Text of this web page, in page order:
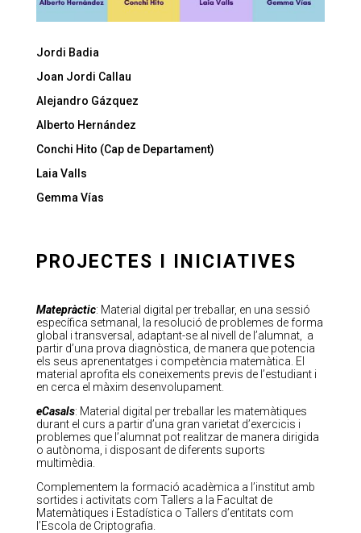
Jordi Badia
Joan Jordi Callau
Alejandro Gázquez
Alberto Hernández
Conchi Hito (Cap de Departament)
Laia Valls
Gemma Vías
PROJECTES I INICIATIVES
Matepràctic: Material digital per treballar, en una sessió
específica setmanal, la resolució de problemes de forma
global i transversal, adaptant-se al nivell de l’alumnat, a
partir d’una prova diagnòstica, de manera que potencia
els seus aprenentatges i competència matemàtica. El
material aprofita els coneixements previs de l’estudiant i
en cerca el màxim desenvolupament.
eCasals: Material digital per treballar les matemàtiques
durant el curs a partir d’una gran varietat d’exercicis i
problemes que l’alumnat pot realitzar de manera dirigida
o autònoma, i disposant de diferents suports
multimèdia.
Complementem la formació acadèmica a l’institut amb
sortides i activitats com Tallers a la Facultat de
Matemàtiques i Estadística o Tallers d’entitats com
l’Escola de Criptografia.